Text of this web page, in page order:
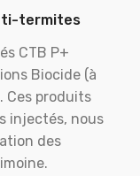
termites
CTB P+
Biocide (à
Ces produits
injectés, nous
des